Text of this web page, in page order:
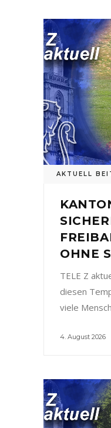
AKTUELL
OHNE
TELE Z
diesen
viele
4. August 2026